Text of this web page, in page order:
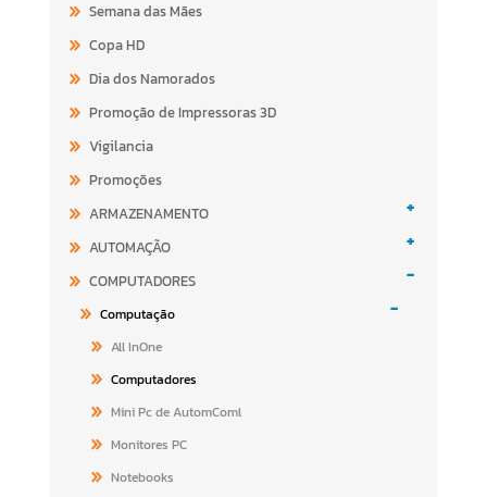
Semana das Mães
Copa HD
Dia dos Namorados
Promoção de Impressoras 3D
Vigilancia
Promoções
ARMAZENAMENTO
+
AUTOMAÇÃO +
COMPUTADORES -
Computação -
All InOne
Computadores
Mini Pc de AutomComl
Monitores PC
Notebooks